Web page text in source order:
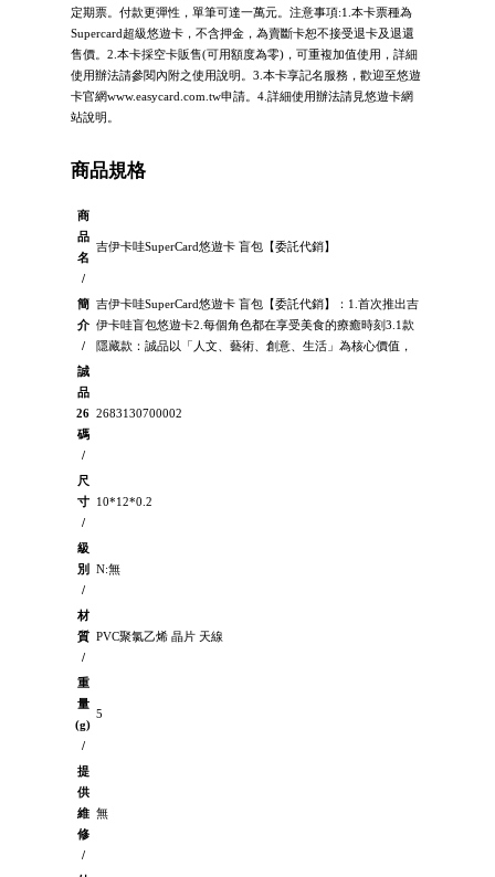
定期票。付款更彈性，單筆可達一萬元。注意事項:1.本卡票種為
Supercard超級悠遊卡，不含押金，為賣斷卡恕不接受退卡及退還
售價。2.本卡採空卡販售(可用額度為零)，可重複加值使用，詳細
使用辦法請參閱內附之使用說明。3.本卡享記名服務，歡迎至悠遊
卡官網www.easycard.com.tw申請。4.詳細使用辦法請見悠遊卡網
站說明。
商品規格
商
品
名
/
吉伊卡哇SuperCard悠遊卡 盲包【委託代銷】
簡
介
/
吉伊卡哇SuperCard悠遊卡 盲包【委託代銷】：1.首次推出吉
伊卡哇盲包悠遊卡2.每個角色都在享受美食的療癒時刻3.1款
隱藏款：誠品以「人文、藝術、創意、生活」為核心價值，
誠
品
26
碼
/
2683130700002
尺
寸
/
10*12*0.2
級
別
/
N:無
材
質
/
PVC聚氯乙烯 晶片 天線
重
量
(g)
/
5
提
供
維
修
/
無